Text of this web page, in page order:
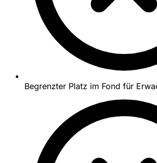
Begrenzter Platz im Fond für